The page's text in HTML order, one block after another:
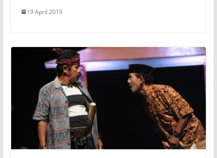
19 April 2019